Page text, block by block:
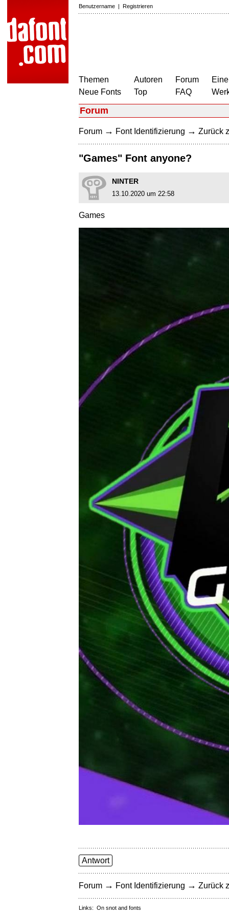
Benutzername | Registrieren
Themen
Neue Fonts
Autoren
Top
Forum
FAQ
Forum
Forum → Font Identifizierung → Zurück
"Games" Font anyone?
NINTER
13.10.2020 um 22:58
Games
Antwort
Forum → Font Identifizierung → Zurück
Links: On snot and fonts